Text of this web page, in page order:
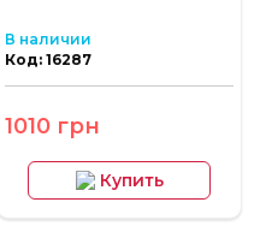
В наличии
Код: 16287
1010 грн
Купить